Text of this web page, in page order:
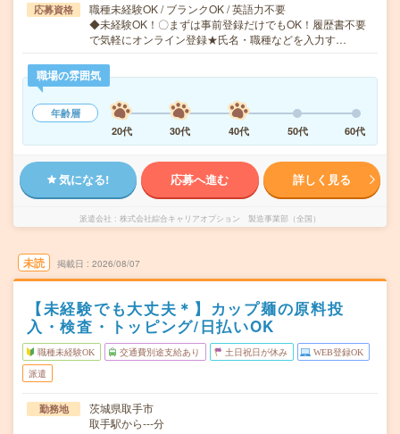
応募資格
職種未経験OK / ブランクOK / 英語力不要
◆未経験OK！〇まずは事前登録だけでもOK！履歴書不要
で気軽にオンライン登録★氏名・職種などを入力す…
職場の雰囲気
年齢層
20代
30代 40代 50代 60代
気になる! 応募へ進む 詳しく見る
派遣会社 株式会社綜合キャリアオプション 製造事業部（全国）
未読 掲載日 2026/08/07
【未経験でも大丈夫＊】カップ麺の原料投
入・検査・トッピング/日払いOK
職種未経験OK 交通費別途支給あり 土日祝日が休み WEB登録OK
派遣
勤務地
茨城県取手市
取手駅から---分